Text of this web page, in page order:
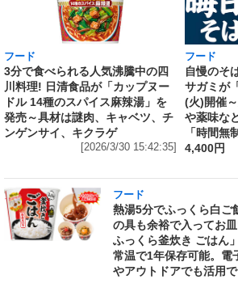
フード
3分で食べられる人気沸騰中の四
川料理! 日清食品が「カップヌー
ドル 14種のスパイス麻辣湯」を
発売～具材は謎肉、キャベツ、チ
ンゲンサイ、キクラゲ
[2026/3/30 15:42:35]
フード
自慢のそ
サガミが
(火)開催
や薬味な
「時間無
4,400円
フード
熱湯5分でふっくら白ご
の具も余裕で入ってお
ふっくら釜炊き ごはん
常温で1年保存可能。電
やアウトドアでも活用